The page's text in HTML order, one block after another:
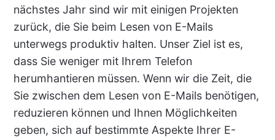
nächstes Jahr sind wir mit einigen Projekten
zurück, die Sie beim Lesen von E-Mails
unterwegs produktiv halten. Unser Ziel ist es,
dass Sie weniger mit Ihrem Telefon
herumhantieren müssen. Wenn wir die Zeit, die
Sie zwischen dem Lesen von E-Mails benötigen,
reduzieren können und Ihnen Möglichkeiten
geben, sich auf bestimmte Aspekte Ihrer E-